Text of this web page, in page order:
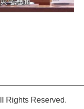
Rights Reserved.